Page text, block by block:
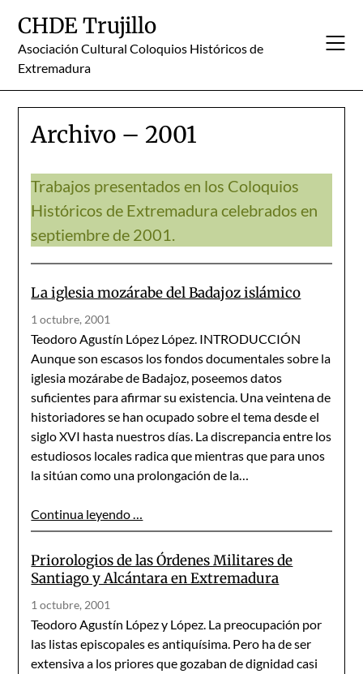
content
CHDE Trujillo
Asociación Cultural Coloquios Históricos de
Extremadura
Archivo – 2001
Trabajos presentados en los Coloquios
Históricos de Extremadura celebrados en
septiembre de 2001.
La iglesia mozárabe del Badajoz islámico
1 octubre, 2001
Teodoro Agustín López López. INTRODUCCIÓN
Aunque son escasos los fondos documentales sobre la
iglesia mozárabe de Badajoz, poseemos datos
suficientes para afirmar su existencia. Una veintena de
historiadores se han ocupado sobre el tema desde el
siglo XVI hasta nuestros días. La discrepancia entre los
estudiosos locales radica que mientras que para unos
la sitúan como una prolongación de la…
Continua leyendo …
Priorologios de las Órdenes Militares de
Santiago y Alcántara en Extremadura
1 octubre, 2001
Teodoro Agustín López y López. La preocupación por
las listas episcopales es antiquísima. Pero ha de ser
extensiva a los priores que gozaban de dignidad casi